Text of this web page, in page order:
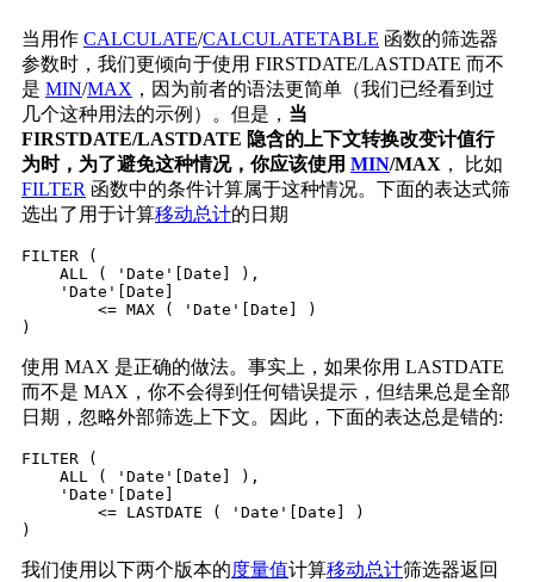
当用作 CALCULATE/CALCULATETABLE 函数的筛选器
参数时，我们更倾向于使用 FIRSTDATE/LASTDATE 而不
是 MIN/MAX ，因为前者的语法更简单（我们已经看到过
几个这种用法的示例）。但是， 当
FIRSTDATE/LASTDATE 隐含的上下文转换改变计值行
为时，为了避免这种情况，你应该使用 MIN/MAX ， 比如
FILTER 函数中的条件计算属于这种情况。下面的表达式筛
选出了用于计算移动总计的日期
FILTER (
    ALL ( 'Date'[Date] ),
    'Date'[Date]
        <= MAX ( 'Date'[Date] )
)
使用 MAX 是正确的做法。事实上，如果你用 LASTDATE
而不是 MAX，你不会得到任何错误提示，但结果总是全部
日期，忽略外部筛选上下文。因此，下面的表达总是错的:
FILTER (
    ALL ( 'Date'[Date] ),
    'Date'[Date]
        <= LASTDATE ( 'Date'[Date] )
)
我们使用以下两个版本的度量值计算移动总计筛选器返回